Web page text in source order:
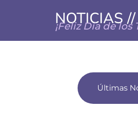
NOTICIAS //
¡Feliz Día de los
Últimas